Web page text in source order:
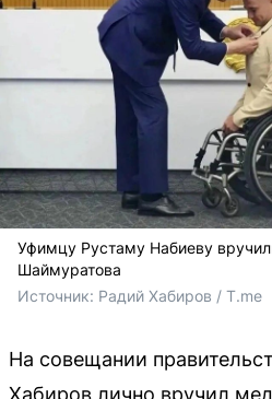
Уфимцу Рустаму Набиеву
Шаймуратова
Источник: Радий Хабиров / T.me
На совещании
Хабиров лично вручил